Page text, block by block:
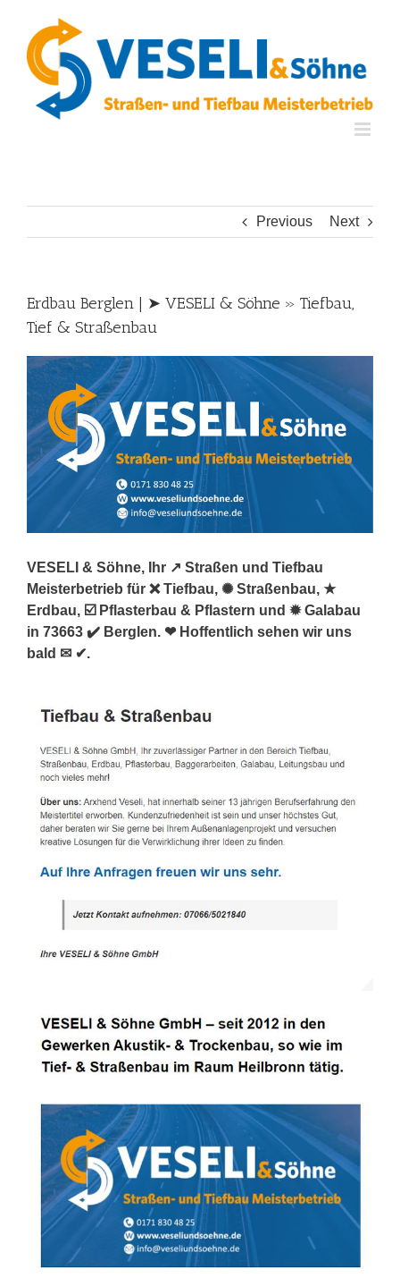
content
Previous Next
Erdbau Berglen | ➤ VESELI & Söhne » Tiefbau,
Tief & Straßenbau
VESELI & Söhne, Ihr ↗️ Straßen und Tiefbau
Meisterbetrieb für ❌ Tiefbau, ✺ Straßenbau, ★
Erdbau, ☑️ Pflasterbau & Pflastern und ✹ Galabau
in 73663 ✔️ Berglen. ❤ Hoffentlich sehen wir uns
bald ✉ ✔.